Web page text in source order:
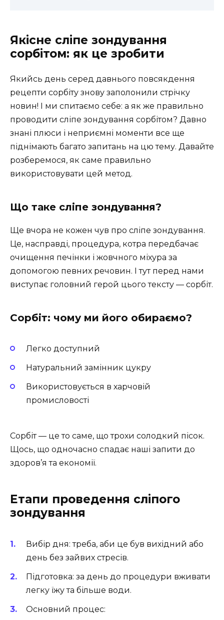
Якісне сліпе зондування
сорбітом: як це зробити
Якийсь день серед давнього повсякдення
рецепти сорбіту знову заполонили стрічку
новин! І ми спитаємо себе: а як же правильно
проводити сліпе зондування сорбітом? Давно
знані плюси і неприємні моменти все ще
піднімають багато запитань на цю тему. Давайте
розберемося, як саме правильно
використовувати цей метод.
Що таке сліпе зондування?
Ще вчора не кожен чув про сліпе зондування.
Це, насправді, процедура, котра передбачає
очищення печінки і жовчного міхура за
допомогою певних речовин. І тут перед нами
виступає головний герой цього тексту — сорбіт.
Сорбіт: чому ми його обираємо?
Легко доступний
Натуральний замінник цукру
Використовується в харчовій
промисловості
Сорбіт — це то саме, що трохи солодкий пісок.
Щось, що одночасно спадає наші запити до
здоров’я та економії.
Етапи проведення сліпого
зондування
Вибір дня: треба, аби це був вихідний або
день без зайвих стресів.
Підготовка: за день до процедури вживати
легку їжу та більше води.
Основний процес: